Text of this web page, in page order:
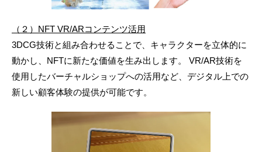
（２）NFT VR/ARコンテンツ活用
3DCG技術と組み合わせることで、キャラクターを立体的に
動かし、NFTに新たな価値を生み出します。 VR/AR技術を
使用したバーチャルショップへの活用など、デジタル上での
新しい顧客体験の提供が可能です。